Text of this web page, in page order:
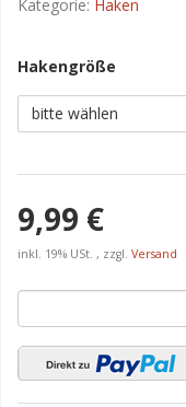
Kategorie: Haken
Hakengröße
bitte wählen
9,99 €
inkl. 19% USt. , zzgl. Versand